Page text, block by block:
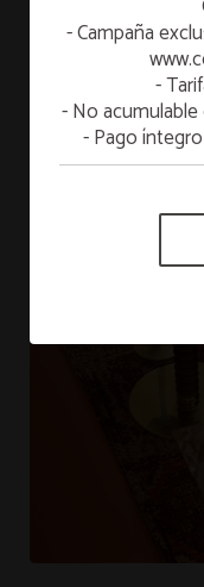
Año
- Campaña
-
- No
- Pago